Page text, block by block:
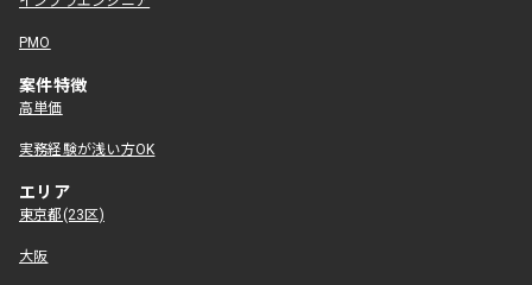
PMO
案件特徴
高単価
実務経験が浅い方OK
エリア
東京都(23区)
大阪